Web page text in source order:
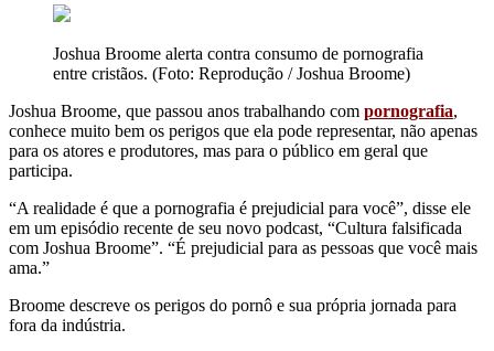
Joshua Broome alerta contra consumo de pornografia
entre cristãos. (Foto: Reprodução / Joshua Broome)
Joshua Broome, que passou anos trabalhando com pornografia,
conhece muito bem os perigos que ela pode representar, não apenas
para os atores e produtores, mas para o público em geral que
participa.
“A realidade é que a pornografia é prejudicial para você”, disse ele
em um episódio recente de seu novo podcast, “Cultura falsificada
com Joshua Broome”. “É prejudicial para as pessoas que você mais
ama.”
Broome descreve os perigos do pornô e sua própria jornada para
fora da indústria.